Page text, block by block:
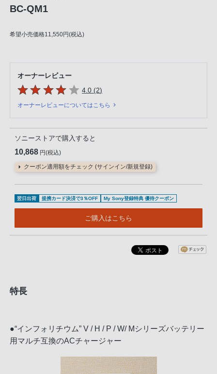
BC-QM1
希望小売価格11,550円(税込)
オーナーレビュー
5つの星のうち
4.0 (2件のレビュー
)
オーナーレビューについてはこちら
ソニーストアで購入すると
10,868 円(税込)
クーポン適用額をチェック (サインイン/新規登録)
翌日出荷 提携カード決済で3％OFF My Sony登録特典 優待クーポン
ご購入はこちら
特長
●“インフォリチウム” V / H / P / W/ Mシリーズバッテリー
用マルチ互換のACチャージャー